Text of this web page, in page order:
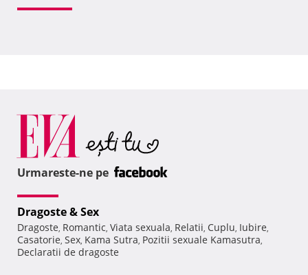
Urmareste-ne pe
Dragoste & Sex
Dragoste, Romantic, Viata sexuala, Relatii, Cuplu, Iubire,
Casatorie, Sex, Kama Sutra, Pozitii sexuale Kamasutra,
Declaratii de dragoste